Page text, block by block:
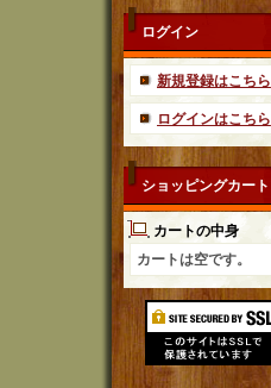
ログイン
新規登録はこちら
ログインはこちら
ショッピングカート
カートの中身
カートは空です。